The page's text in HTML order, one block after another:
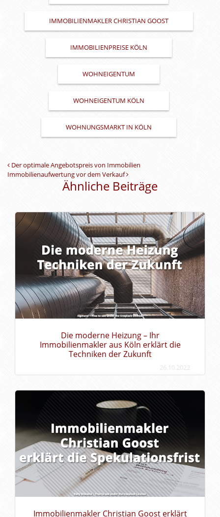
IMMOBILIENMAKLER CHRISTIAN GOOST
IMMOBILIENPREISE KÖLN
WOHNEIGENTUM
WOHNEIGENTUM KÖLN
WOHNUNGSMARKT IN KÖLN
Beitrags-Navigation
Der optimale Angebotspreis von Immobilien
Immobilienaufwertung vor dem Verkauf
Ähnliche Beiträge
Die moderne Heizung – Ihr
Immobilienmakler aus Köln erklärt die
Techniken der Zukunft
26.10.2022
Immobilienmakler Christian Goost erklärt